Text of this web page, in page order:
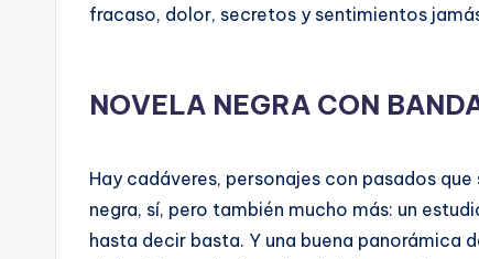
fracaso, dolor, secretos y sentimientos
NOVELA NEGRA CON
Hay cadáveres, personajes con pasados
negra, sí, pero también mucho más: un
hasta decir basta. Y una buena